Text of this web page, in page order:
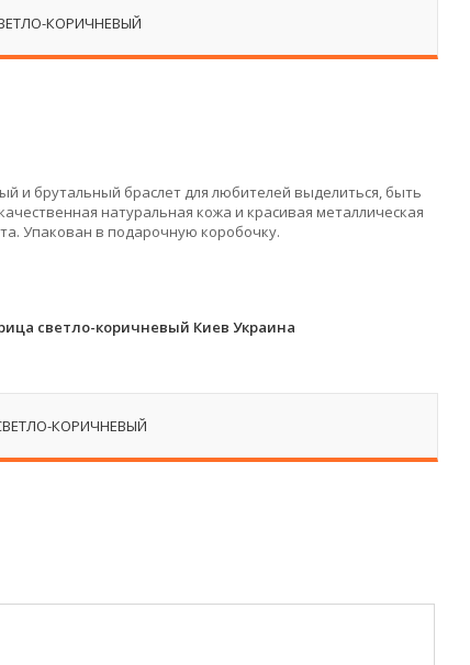
КОРИЧНЕВЫЙ
и брутальный браслет для любителей выделиться, быть
натуральная кожа и красивая металлическая
Упакован в подарочную коробочку.
светло-коричневый Киев Украина
КОРИЧНЕВЫЙ